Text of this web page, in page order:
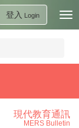
登入 Login
現代教育通訊
MERS Bulletin